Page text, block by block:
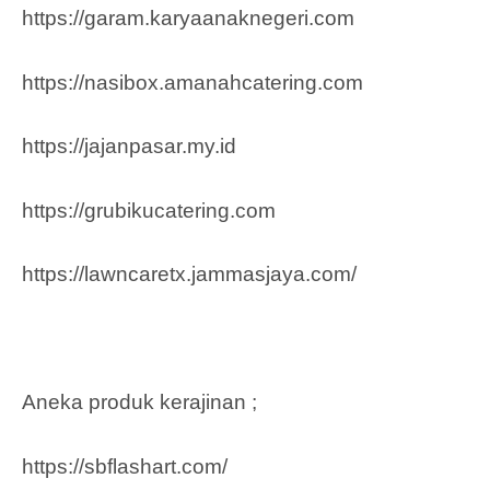
https://garam.karyaanaknegeri.com
https://nasibox.amanahcatering.com
https://jajanpasar.my.id
https://grubikucatering.com
https://lawncaretx.jammasjaya.com/
Aneka produk kerajinan ;
https://sbflashart.com/